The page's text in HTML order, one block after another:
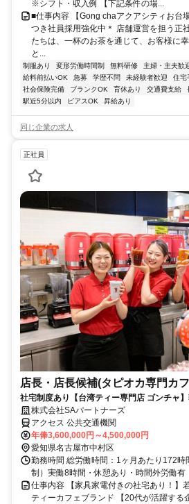
※シフト・収入例 【下記条件の場...
■仕事内容 【Gong chaアクアシティお台
つき社員採用強化中＊ 店舗運営を担う正
たちは、一杯のお茶を通じて、お客様に
と...
制服あり 変形労働時間制 無料研修 主婦・主夫歓
給料前払いOK
急募 学歴不問 未経験者歓迎 住宅
社会保険完備
ブランクOK 育休あり 交通費支給
駅近5分以内
ピアスOK 昇給あり
同じ企業の求人
正社員
店長・店長候補(タピオカ専門カ
社宅制度あり【台湾ティー専門店 ゴンチャ
あり♪ 男女問わずで飲食未経験も可
株式会社SAパートナーズ
アクセス 公共交通機関
年俸3,600,000円～4,500,000円
愛知県名古屋市中村区
勤務時間 総労働時間：1ヶ月あたり172時
制）実働8時間・休憩あり・時間外労働有
仕事内容 【家具家電付きの社宅あり！】
ティーカフェブランド 【20代が活躍する